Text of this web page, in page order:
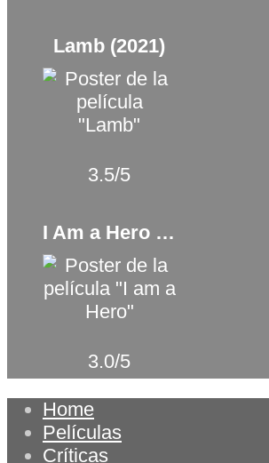
Lamb (2021)
3.5/5
I Am a Hero (2015)
3.0/5
Home
Películas
Críticas